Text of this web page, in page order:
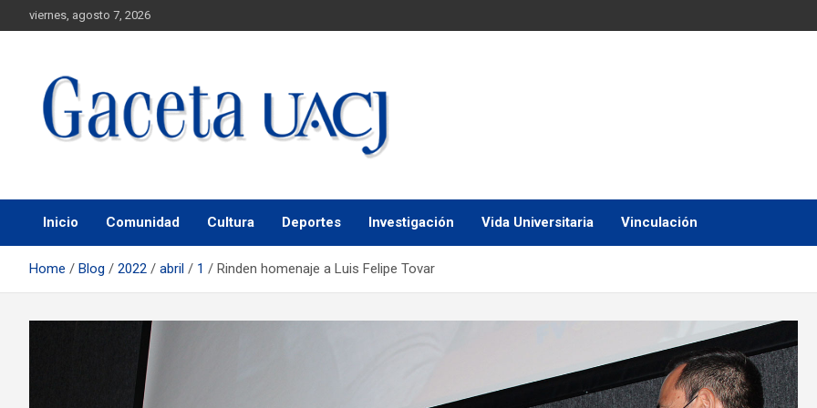
viernes, agosto 7, 2026
Gaceta UACJ
Inicio Comunidad Cultura Deportes Investigación Vida Universitaria Vinculación
Home Blog 2022 abril 1 Rinden homenaje a Luis Felipe Tovar